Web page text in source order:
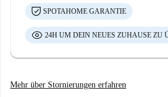
SPOTAHOME GARANTIE
24H UM DEIN NEUES ZUHAUSE ZU
Mehr über Stornierungen erfahren